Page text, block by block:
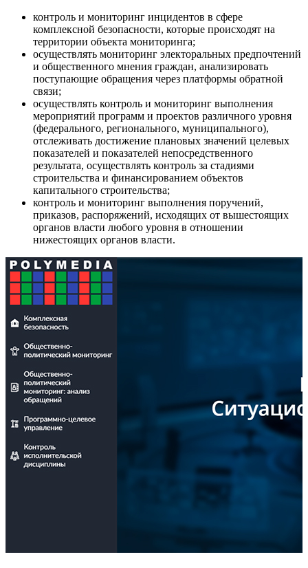
контроль и мониторинг инцидентов в сфере
комплексной безопасности, которые происходят на
территории объекта мониторинга;
осуществлять мониторинг электоральных предпочтений
и общественного мнения граждан, анализировать
поступающие обращения через платформы обратной
связи;
осуществлять контроль и мониторинг выполнения
мероприятий программ и проектов различного уровня
(федерального, регионального, муниципального),
отслеживать достижение плановых значений целевых
показателей и показателей непосредственного
результата, осуществлять контроль за стадиями
строительства и финансированием объектов
капитального строительства;
контроль и мониторинг выполнения поручений,
приказов, распоряжений, исходящих от вышестоящих
органов власти любого уровня в отношении
нижестоящих органов власти.